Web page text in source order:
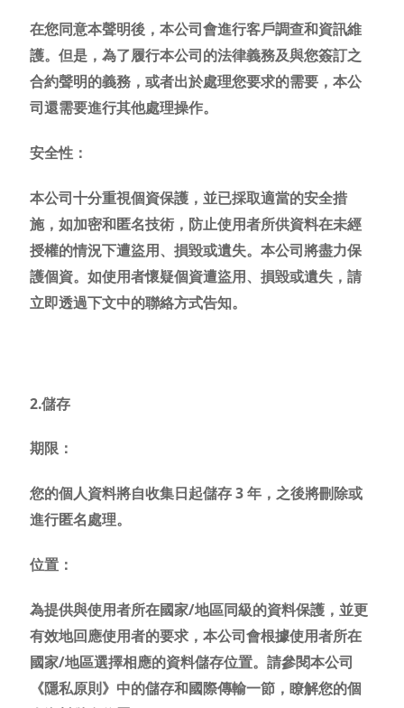
在您同意本聲明後，本公司會進行客戶調查和資訊維
護。但是，為了履行本公司的法律義務及與您簽訂之
合約聲明的義務，或者出於處理您要求的需要，本公
司還需要進行其他處理操作。
安全性：
本公司十分重視個資保護，並已採取適當的安全措
施，如加密和匿名技術，防止使用者所供資料在未經
授權的情況下遭盜用、損毀或遺失。本公司將盡力保
護個資。如使用者懷疑個資遭盜用、損毀或遺失，請
立即透過下文中的聯絡方式告知。
2.儲存
期限：
您的個人資料將自收集日起儲存 3 年，之後將刪除或
進行匿名處理。
位置：
為提供與使用者所在國家/地區同級的資料保護，並更
有效地回應使用者的要求，本公司會根據使用者所在
國家/地區選擇相應的資料儲存位置。請參閱本公司
《隱私原則》中的儲存和國際傳輸一節，瞭解您的個